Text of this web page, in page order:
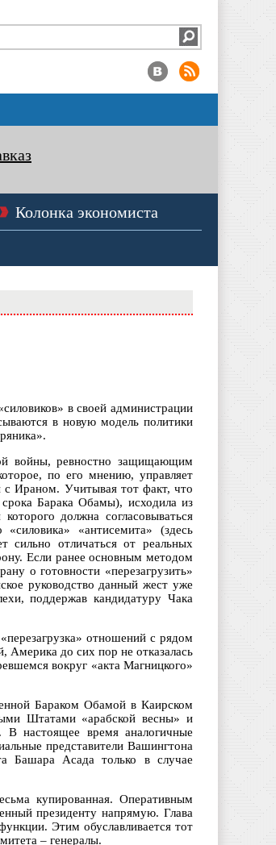
Колонка экономиста
в своей администрации
в новую модель политики
войны, ревностно защищающим
по его мнению, управляет
с Ираном. Учитывая тот факт, что
срока Барака Обамы), исходила из
должна согласовываться
«антисемита» (здесь
сильно отличаться от реальных
Если ранее основным методом
о готовности «перезагрузить»
руководство данный жест уже
поддержав кандидатуру Чака
отношений с рядом
Америка до сих пор не отказалась
вокруг «акта Магницкого»
Бараком Обамой в Каирском
Штатами «арабской весны» и
настоящее время аналогичные
представители Вашингтона
Башара Асада только в случае
купированная. Оперативным
президенту напрямую. Глава
Этим обуславливается тот
– генералы.